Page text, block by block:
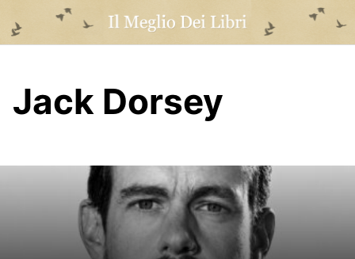
content
Jack Dorsey